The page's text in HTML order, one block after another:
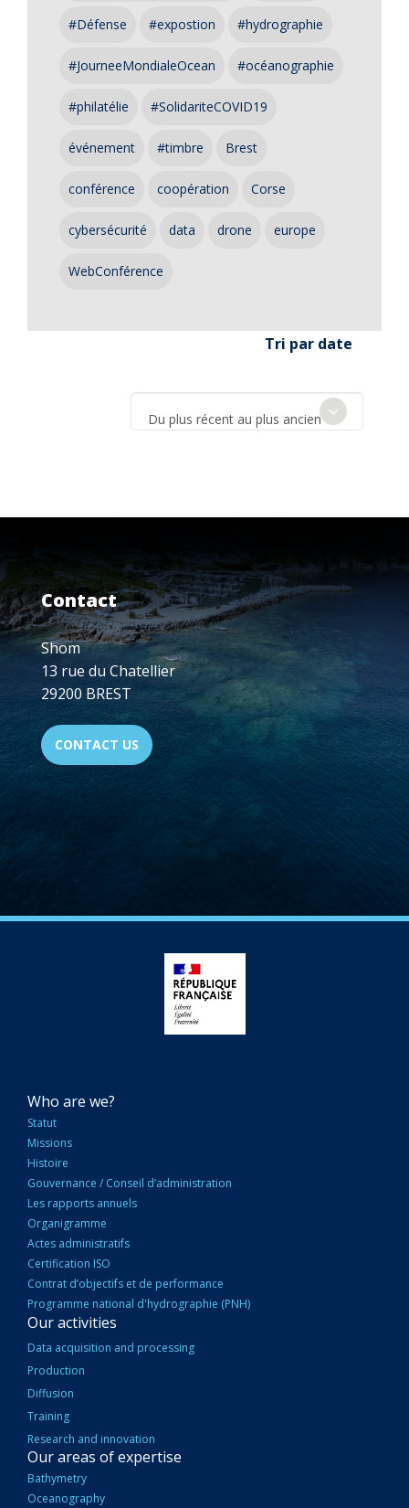
#Défense #expostion #hydrographie
#JourneeMondialeOcean #océanographie
#philatélie #SolidariteCOVID19
événement #timbre Brest
conférence coopération Corse
cybersécurité data drone europe
WebConférence
Tri par date
Du plus récent au plus ancien
Contact
Shom
13 rue du Chatellier
29200 BREST
CONTACT US
NAVIGATION
PRINCIPALE
Who are we?
Statut
Missions
Histoire
Gouvernance / Conseil d’administration
Les rapports annuels
Organigramme
Actes administratifs
Certification ISO
Contrat d’objectifs et de performance
Programme national d'hydrographie (PNH)
Our activities
Data acquisition and processing
Production
Diffusion
Training
Research and innovation
Our areas of expertise
Bathymetry
Oceanography